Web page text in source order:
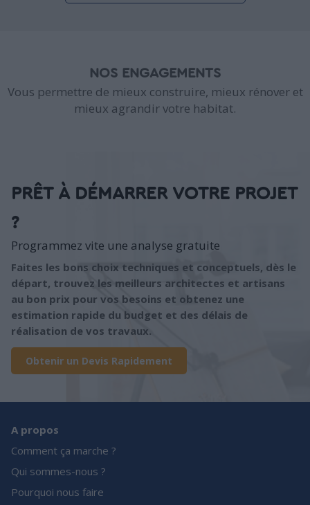
NOS ENGAGEMENTS
Vous permettre de mieux construire, mieux rénover et
mieux agrandir votre habitat.
PRÊT À DÉMARRER VOTRE PROJET
?
Programmez vite une analyse gratuite
Faites les bons choix techniques et conceptuels, dès le
départ, trouvez les meilleurs architectes et artisans
au bon prix pour vos besoins et obtenez une
estimation rapide du budget et des délais de
réalisation de vos travaux.
Obtenir un Devis Rapidement
A propos
Comment ça marche ?
Qui sommes-nous ?
Pourquoi nous faire